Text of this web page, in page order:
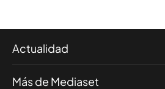
Actualidad
Más de Mediaset